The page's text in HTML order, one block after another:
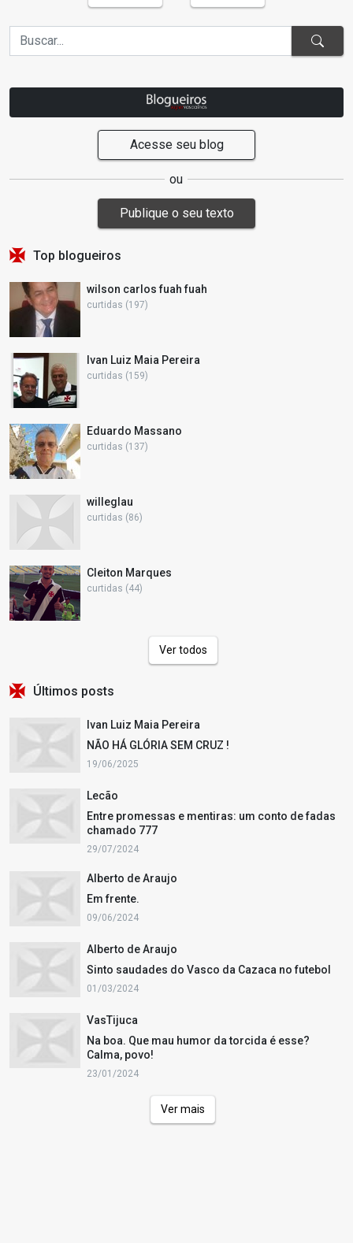
Acesse seu blog
ou
Publique o seu texto
Top blogueiros
wilson carlos fuah fuah
curtidas (197)
Ivan Luiz Maia Pereira
curtidas (159)
Eduardo Massano
curtidas (137)
willeglau
curtidas (86)
Cleiton Marques
curtidas (44)
Ver todos
Últimos posts
Ivan Luiz Maia Pereira
NÃO HÁ GLÓRIA SEM CRUZ !
19/06/2025
Lecão
Entre promessas e mentiras: um conto de fadas
chamado 777
29/07/2024
Alberto de Araujo
Em frente.
09/06/2024
Alberto de Araujo
Sinto saudades do Vasco da Cazaca no futebol
01/03/2024
VasTijuca
Na boa. Que mau humor da torcida é esse?
Calma, povo!
23/01/2024
Ver mais